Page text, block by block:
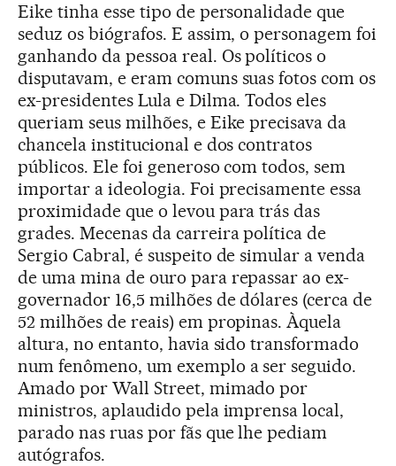
Eike tinha esse tipo de personalidade que
seduz os biógrafos. E assim, o personagem foi
ganhando da pessoa real. Os políticos o
disputavam, e eram comuns suas fotos com os
ex-presidentes Lula e Dilma. Todos eles
queriam seus milhões, e Eike precisava da
chancela institucional e dos contratos
públicos. Ele foi generoso com todos, sem
importar a ideologia. Foi precisamente essa
proximidade que o levou para trás das
grades. Mecenas da carreira política de
Sergio Cabral, é suspeito de simular a venda
de uma mina de ouro para repassar ao ex-
governador 16,5 milhões de dólares (cerca de
52 milhões de reais) em propinas. Àquela
altura, no entanto, havia sido transformado
num fenômeno, um exemplo a ser seguido.
Amado por Wall Street, mimado por
ministros, aplaudido pela imprensa local,
parado nas ruas por fãs que lhe pediam
autógrafos.